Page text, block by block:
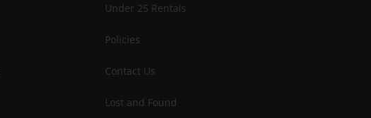
Under 25 Rentals
Policies
Contact Us
Lost and Found